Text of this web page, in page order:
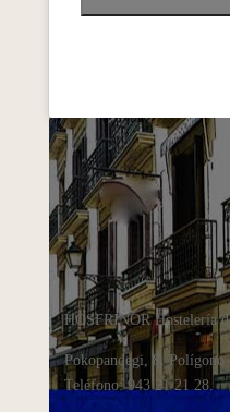
HOSFRINOR Hostelería
Pokopandegi, 8. Polígono
Teléfono: 943 21 21 28.